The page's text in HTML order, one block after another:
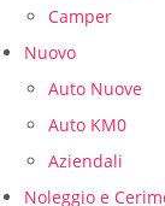
Camper
Nuovo
Auto Nuove
Auto KM0
Aziendali
Noleggio e